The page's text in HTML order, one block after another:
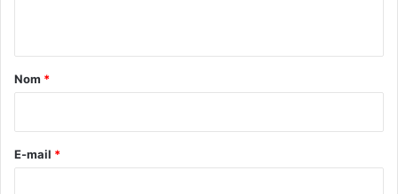
a
e
Nom *
E-mail *